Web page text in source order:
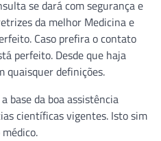
se dará com segurança e
da melhor Medicina e
Caso prefira o contato
perfeito. Desde que haja
quaisquer definições.
base da boa assistência
científicas vigentes. Isto sim